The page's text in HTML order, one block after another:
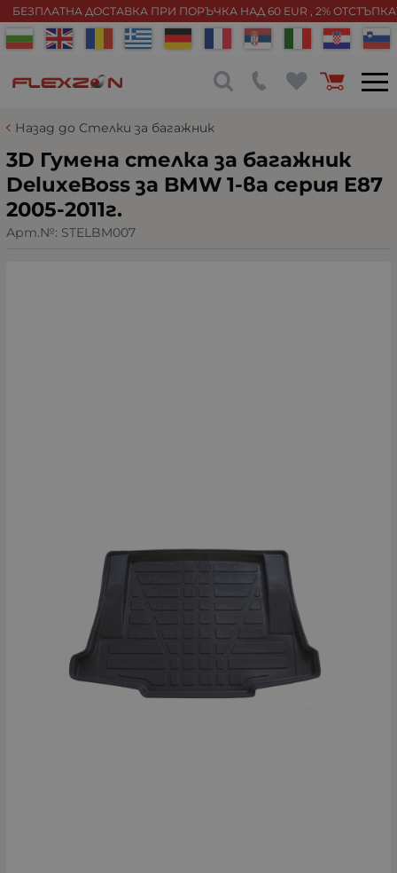
БЕЗПЛАТНА ДОСТАВКА ПРИ ПОРЪЧКА НАД 60 EUR , 2%
Назад до Стелки за багажник
3D Гумена стелка за багажник
DeluxeBoss за BMW 1-ва серия E87
2005-2011г.
Арт.№: STELBM007